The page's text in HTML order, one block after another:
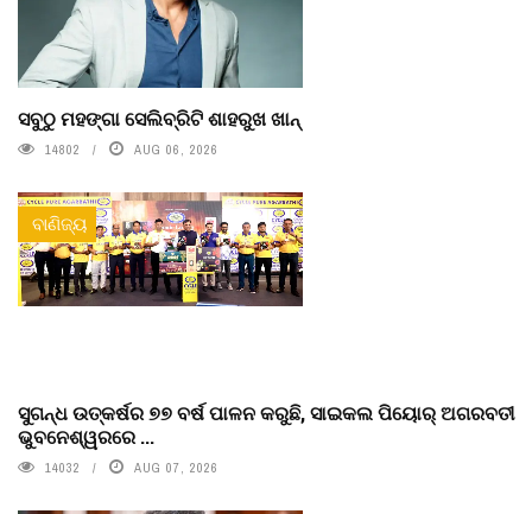
ସବୁଠୁ ମହଙ୍ଗା ସେଲିବ୍ରିଟି ଶାହରୁଖ ଖାନ୍
14802 AUG 06, 2026
ବାଣିଜ୍ୟ
ସୁଗନ୍ଧ ଉତ୍କର୍ଷର ୭୭ ବର୍ଷ ପାଳନ କରୁଛି, ସାଇକଲ ପିୟୋର୍‌ ଅଗରବତୀ
ଭୁବନେଶ୍ୱରରେ ...
14032 AUG 07, 2026